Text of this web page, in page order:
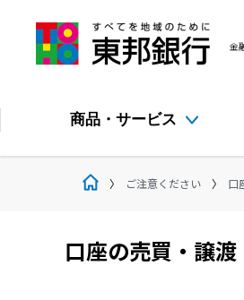
金
商品・サービス
ご注意ください 口
口座の売買・譲渡